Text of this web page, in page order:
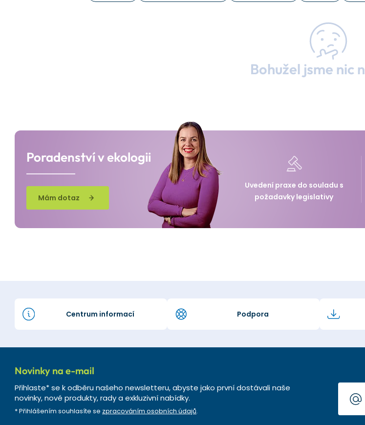
Bohužel jsme nic
Poradenství v ekologii
Mám dotaz
Uvedení praxe do souladu s
požadavky legislativy
Centrum informací Podpora
Novinky na e-mail
Přihlaste* se k odběru našeho newsletteru, abyste jako první dostávali naše
novinky, nové produkty, rady a exkluzivní nabídky.
* Přihlášením souhlasíte se zpracováním osobních údajů.